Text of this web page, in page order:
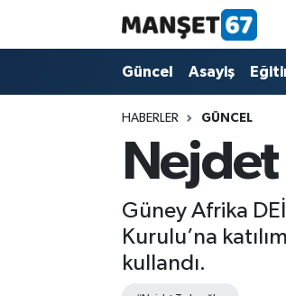
Güncel Asayiş
HABERLER GÜNCEL
Güney Afrika
Kurulu’na
kullandı.